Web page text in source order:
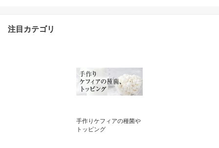
注目カテゴリ
手作りケフィアの種菌や
トッピング